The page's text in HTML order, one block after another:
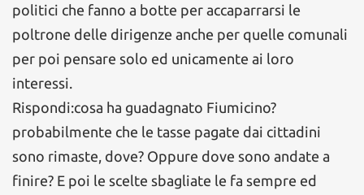
politici che fanno a botte per accaparrarsi le
poltrone delle dirigenze anche per quelle comunali
per poi pensare solo ed unicamente ai loro
interessi.
Rispondi:cosa ha guadagnato Fiumicino?
probabilmente che le tasse pagate dai cittadini
sono rimaste, dove? Oppure dove sono andate a
finire? E poi le scelte sbagliate le fa sempre ed